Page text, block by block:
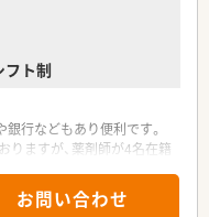
ト制
行などもあり便利です。
ますが、薬剤師が4名在籍
る店舗です。
お問い合わせ